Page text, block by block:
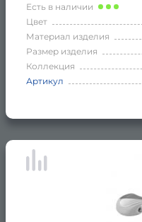
Есть в наличии
Цвет
Материал изделия
Размер изделия
Коллекция
Артикул